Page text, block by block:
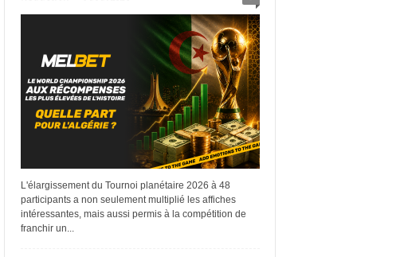
L'élargissement du Tournoi planétaire 2026 à 48
participants a non seulement multiplié les affiches
intéressantes, mais aussi permis à la compétition de
franchir un...